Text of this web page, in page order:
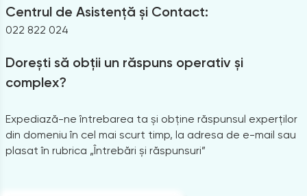
Centrul de Asistență și Contact:
022 822 024
Dorești să obții un răspuns operativ și
complex?
Expediază-ne întrebarea ta și obține răspunsul experților
din domeniu în cel mai scurt timp, la adresa de e-mail sau
plasat în rubrica „Întrebări și răspunsuri”